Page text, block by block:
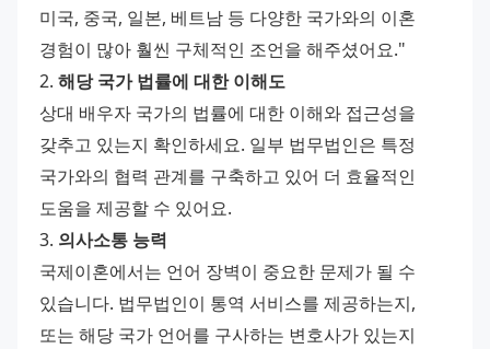
미국, 중국, 일본, 베트남 등 다양한 국가와의 이혼
경험이 많아 훨씬 구체적인 조언을 해주셨어요."
2. 해당 국가 법률에 대한 이해도
상대 배우자 국가의 법률에 대한 이해와 접근성을
갖추고 있는지 확인하세요. 일부 법무법인은 특정
국가와의 협력 관계를 구축하고 있어 더 효율적인
도움을 제공할 수 있어요.
3. 의사소통 능력
국제이혼에서는 언어 장벽이 중요한 문제가 될 수
있습니다. 법무법인이 통역 서비스를 제공하는지,
또는 해당 국가 언어를 구사하는 변호사가 있는지